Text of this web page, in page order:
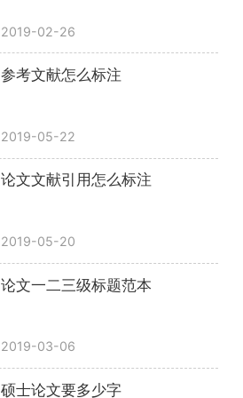
2019-02-26
参考文献怎么标注
2019-05-22
论文文献引用怎么标注
2019-05-20
论文一二三级标题范本
2019-03-06
硕士论文要多少字